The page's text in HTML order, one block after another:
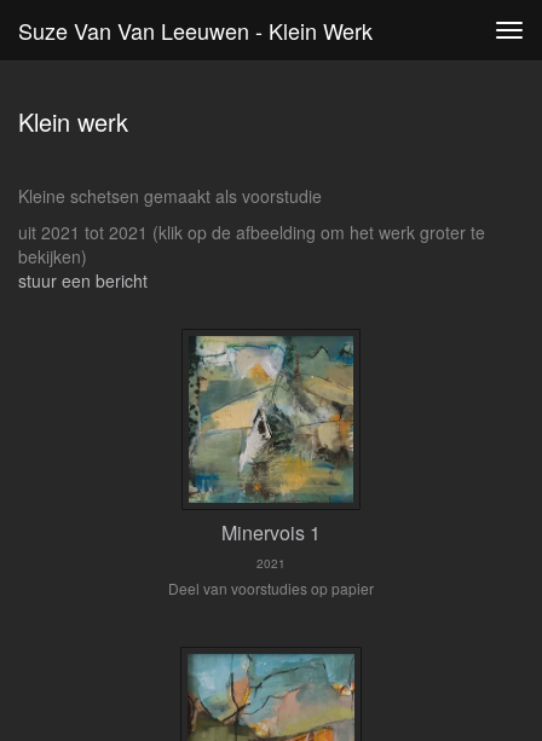
Suze Van Van Leeuwen - Klein Werk
Klein werk
Kleine schetsen gemaakt als voorstudie
uit 2021 tot 2021 (klik op de afbeelding om het werk groter te
bekijken)
stuur een bericht
Minervois 1
2021
Deel van voorstudies op papier